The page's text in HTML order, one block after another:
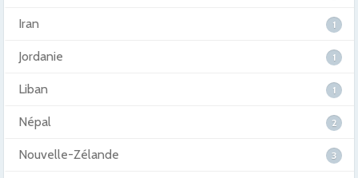
Iran 1
Jordanie 1
Liban 1
Népal 2
Nouvelle-Zélande 3